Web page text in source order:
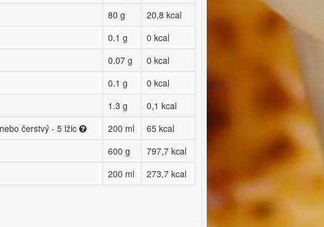
80 g
20,8 kcal
0.1 g
0 kcal
0.07 g
0 kcal
0.1 g
0 kcal
1.3 g
0,1 kcal
čerstvý - 5 lžic 200 ml
65 kcal
600 g
797,7 kcal
200 ml 273,7 kcal